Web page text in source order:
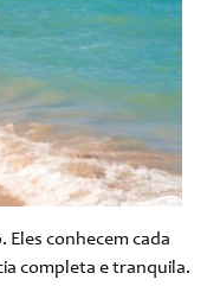
Eles conhecem cada
completa e tranquila.